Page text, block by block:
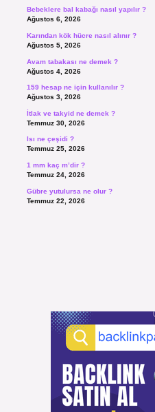
Bebeklere bal kabağı nasıl yapılır ?
Ağustos 6, 2026
Karından kök hücre nasıl alınır ?
Ağustos 5, 2026
Avam tabakası ne demek ?
Ağustos 4, 2026
159 hesap ne için kullanılır ?
Ağustos 3, 2026
İtlak ve takyid ne demek ?
Temmuz 30, 2026
Isı ne çeşidi ?
Temmuz 25, 2026
1 mm kaç m’dir ?
Temmuz 24, 2026
Gübre yutulursa ne olur ?
Temmuz 22, 2026